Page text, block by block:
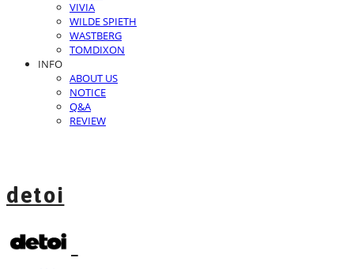
VIVIA
WILDE SPIETH
WASTBERG
TOMDIXON
INFO
ABOUT US
NOTICE
Q&A
REVIEW
detoi